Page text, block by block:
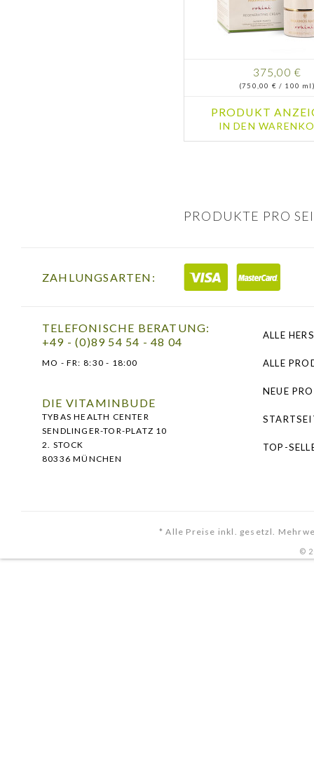
375,00 €
(750,00 € / 100
PRODUKT
IN DEN
PRODUKTE PRO
ZAHLUNGSARTEN:
TELEFONISCHE BERATUNG:
+49 - (0)89 54 54 - 48 04
MO - FR: 8:30 - 18:00
DIE VITAMINBUDE
TYBAS HEALTH CENTER
SENDLINGER-TOR-PLATZ 10
2. STOCK
80336 MÜNCHEN
ALLE
ALLE
NEUE
TOP-
* Alle Preise inkl. gesetzl.
©